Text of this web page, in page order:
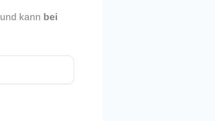
und kann bei